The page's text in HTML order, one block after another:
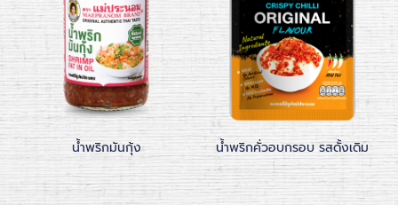
น้ำพริกมันกุ้ง น้ำพริกคั่วอบกรอบ รสดั้งเดิม